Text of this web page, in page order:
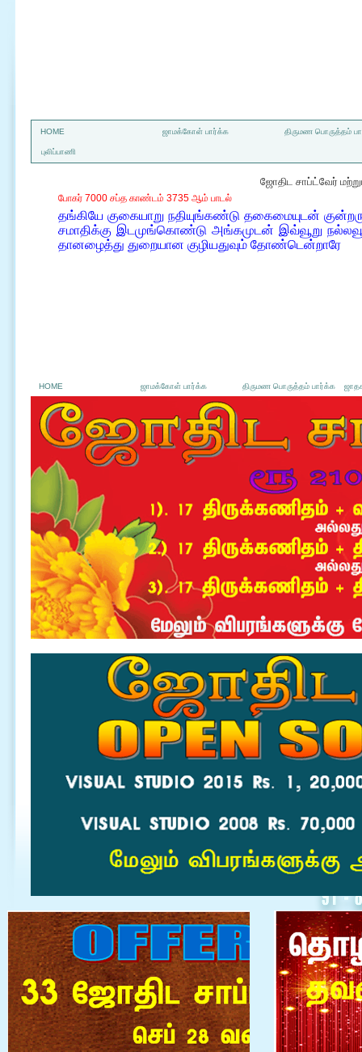
HOME ஜாமக்கோள் பார்க்க திருமண பொருத்தம்
புலிப்பாணி
ஜோதிட சாப்ட்வேர்
போகர் 7000 சப்த காண்டம் 3735 ஆம் பாடல்
தங்கியே குகையாறு நதியுங்கண்டு தகைமையுடன்
சமாதிக்கு இடமுங்கொண்டு அங்கமுடன் இவ்வூறு
தானழைத்து துறையான குழியதுவும் தோண்டென்றாரே
HOME ஜாமக்கோள் பார்க்க திருமண பொருத்தம் பார்க்க